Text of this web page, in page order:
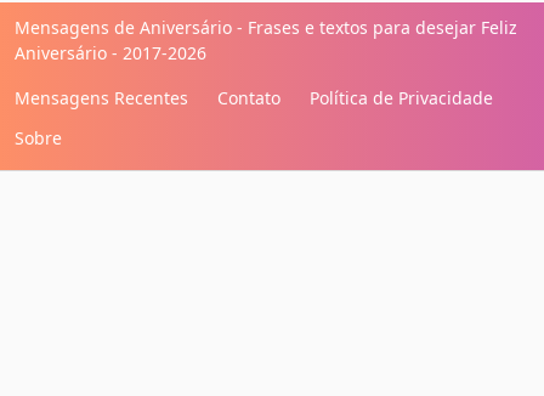
Mensagens de Aniversário - Frases e textos para desejar Feliz
Aniversário - 2017-2026
Mensagens Recentes
Contato
Política de Privacidade
Sobre